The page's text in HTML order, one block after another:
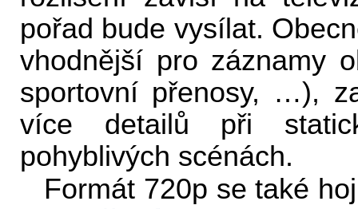
pořad bude vysílat.
vhodnější pro záznamy
sportovní přenosy, …),
více detailů při
pohyblivých scénách.
Formát 720p se také